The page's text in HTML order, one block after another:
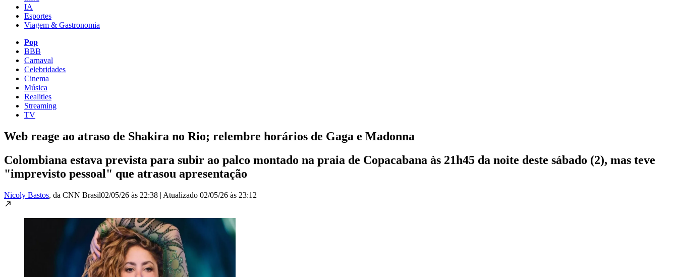
IA
Esportes
Viagem & Gastronomia
Pop
BBB
Carnaval
Celebridades
Cinema
Música
Realities
Streaming
TV
Web reage ao atraso de Shakira no Rio; relembre horários de Gaga e Madonna
Colombiana estava prevista para subir ao palco montado na praia de Copacabana às 21h45 da noite deste sábado (2), mas teve
"imprevisto pessoal" que atrasou apresentação
Nicoly Bastos, da CNN Brasil02/05/26 às 22:38 | Atualizado 02/05/26 às 23:12